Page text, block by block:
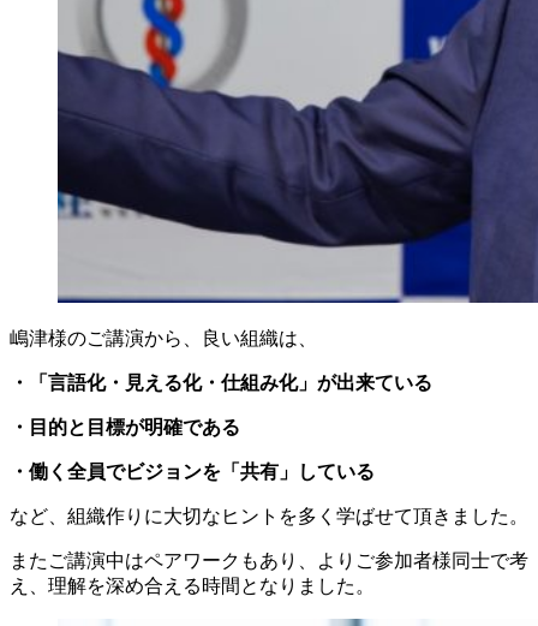
嶋津様のご講演から、良い組織は、
・ 「言語化・見える化・仕組み化」が出来ている
・ 目的と目標が明確である
・ 働く全員でビジョンを「共有」している
など、組織作りに大切なヒントを多く学ばせて頂きました。
またご講演中はペアワークもあり、よりご参加者様同士で考
え、理解を深め合える時間となりました。